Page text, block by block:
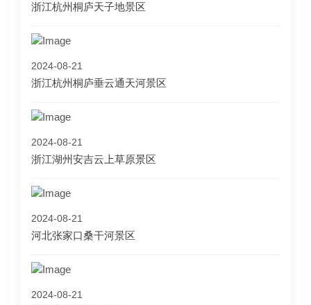
浙江杭州桐庐天子地景区
2024-08-21
浙江杭州桐庐垂云通天河景区
2024-08-21
浙江湖州安吉云上草原景区
2024-08-21
河北张家口桑干河景区
2024-08-21